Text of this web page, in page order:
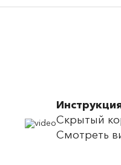
Скрытый
Смотреть